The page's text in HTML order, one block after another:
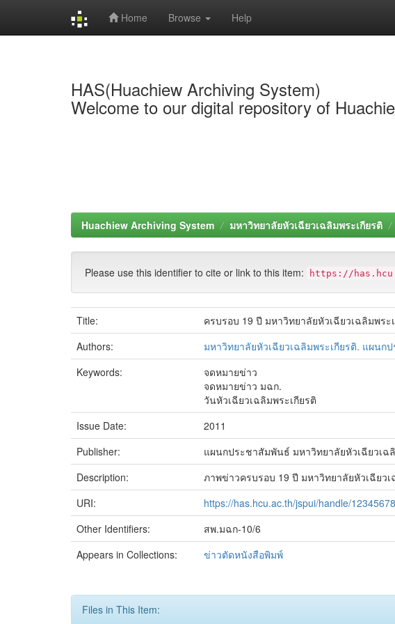
Home Browse Help
HAS(Huachiew Archiving System)
Welcome to our digital repository of
Huachiew Archiving System มหาวิทยาลัยหัวเฉียวเฉลิมพระเกียรติ
Please use this identifier to cite or link to this item: https://
Title:
ครบรอบ 19 ปี มหาวิทยาลัยหัวเฉียวเฉลิมพระ
Authors:
มหาวิทยาลัยหัวเฉียวเฉลิมพระเกียรติ. แผนก
Keywords:
จดหมายข่าว
จดหมายข่าว มฉก.
วันหัวเฉียวเฉลิมพระเกียรติ
Issue Date:
2011
Publisher:
แผนกประชาสัมพันธ์ มหาวิทยาลัยหัวเฉียวเฉ
Description:
ภาพข่าวครบรอบ 19 ปี มหาวิทยาลัยหัวเฉีย
URI:
https://has.hcu.ac.th/jspui/handle/
Other Identifiers:
สพ.มฉก-10/6
Appears in Collections:
ข่าวตัดหนังสือพิมพ์
Files in This Item: